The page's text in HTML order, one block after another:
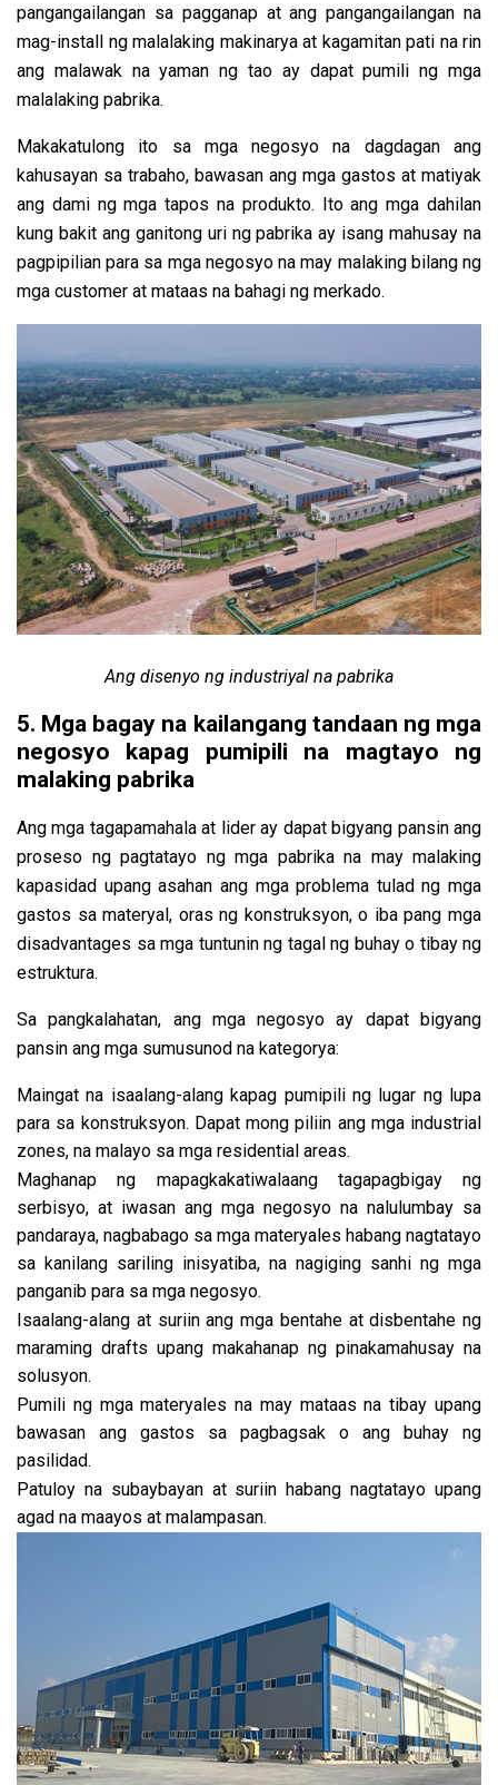
pangangailangan sa pagganap at ang pangangailangan na
mag-install ng malalaking makinarya at kagamitan pati na rin
ang malawak na yaman ng tao ay dapat pumili ng mga
malalaking pabrika.
Makakatulong ito sa mga negosyo na dagdagan ang
kahusayan sa trabaho, bawasan ang mga gastos at matiyak
ang dami ng mga tapos na produkto. Ito ang mga dahilan
kung bakit ang ganitong uri ng pabrika ay isang mahusay na
pagpipilian para sa mga negosyo na may malaking bilang ng
mga customer at mataas na bahagi ng merkado.
Ang disenyo ng industriyal na pabrika
5. Mga bagay na kailangang tandaan ng mga
negosyo kapag pumipili na magtayo ng
malaking pabrika
Ang mga tagapamahala at lider ay dapat bigyang pansin ang
proseso ng pagtatayo ng mga pabrika na may malaking
kapasidad upang asahan ang mga problema tulad ng mga
gastos sa materyal, oras ng konstruksyon, o iba pang mga
disadvantages sa mga tuntunin ng tagal ng buhay o tibay ng
estruktura.
Sa pangkalahatan, ang mga negosyo ay dapat bigyang
pansin ang mga sumusunod na kategorya:
Maingat na isaalang-alang kapag pumipili ng lugar ng lupa
para sa konstruksyon. Dapat mong piliin ang mga industrial
zones, na malayo sa mga residential areas.
Maghanap ng mapagkakatiwalaang tagapagbigay ng
serbisyo, at iwasan ang mga negosyo na nalulumbay sa
pandaraya, nagbabago sa mga materyales habang nagtatayo
sa kanilang sariling inisyatiba, na nagiging sanhi ng mga
panganib para sa mga negosyo.
Isaalang-alang at suriin ang mga bentahe at disbentahe ng
maraming drafts upang makahanap ng pinakamahusay na
solusyon.
Pumili ng mga materyales na may mataas na tibay upang
bawasan ang gastos sa pagbagsak o ang buhay ng
pasilidad.
Patuloy na subaybayan at suriin habang nagtatayo upang
agad na maayos at malampasan.